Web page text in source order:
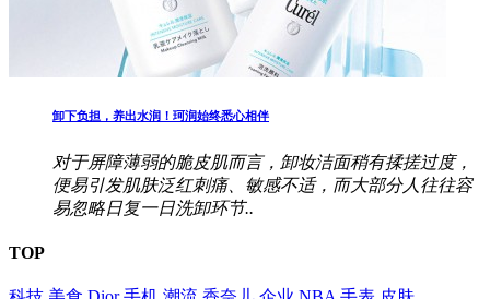
卸下负担，养出水润！珂润始终悉心相伴
对于屏障薄弱的脆皮肌而言，卸妆洁面稍有揉搓过度，
便易引发肌肤泛红刺痛、敏感不适，而大部分人往往容
易忽略日复一日洗卸环节..
TOP